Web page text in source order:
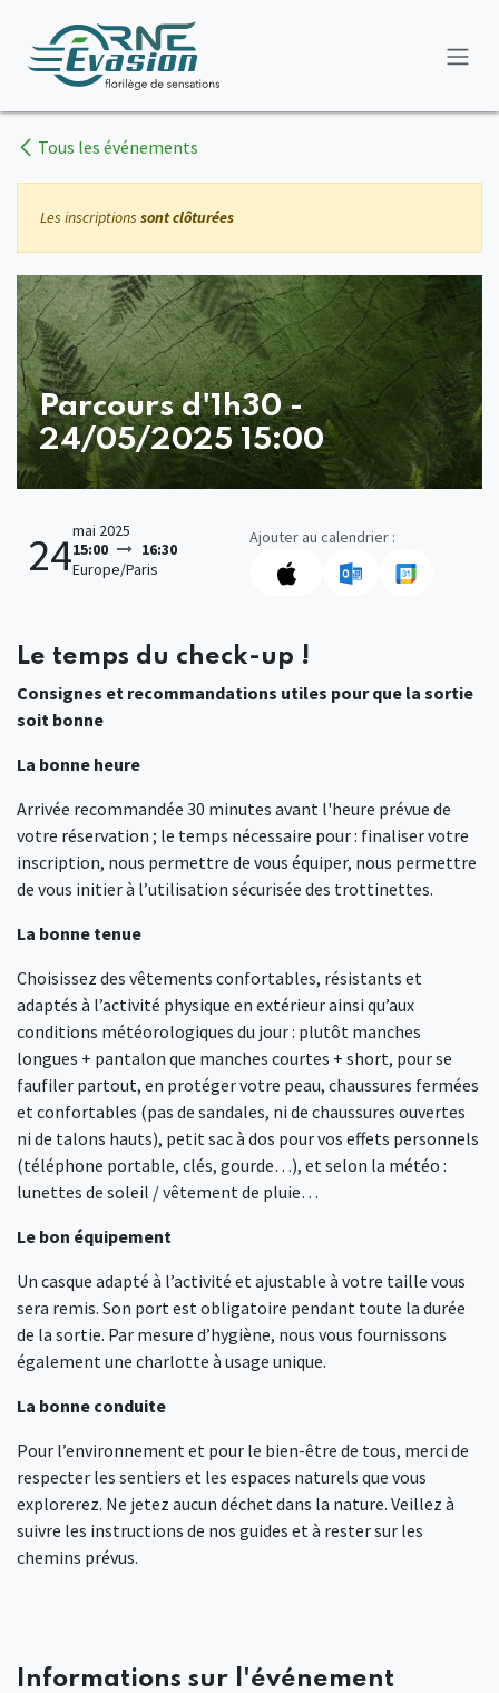
Tous les événements
Les inscriptions sont clôturées
Parcours d'1h30 -
24/05/2025 15:00
24mai 2025
15:00
16:30
Europe/Paris
Ajouter au calendrier :
Le temps du check-up !
Consignes et recommandations utiles pour que la sortie
soit bonne
La bonne heure
Arrivée recommandée 30 minutes avant l'heure prévue de
votre réservation ; le temps nécessaire pour : finaliser votre
inscription, nous permettre de vous équiper, nous permettre
de vous initier à l’utilisation sécurisée des trottinettes.
La bonne tenue
Choisissez des vêtements confortables, résistants et
adaptés à l’activité physique en extérieur ainsi qu’aux
conditions météorologiques du jour : plutôt manches
longues + pantalon que manches courtes + short, pour se
faufiler partout, en protéger votre peau, chaussures fermées
et confortables (pas de sandales, ni de chaussures ouvertes
ni de talons hauts), petit sac à dos pour vos effets personnels
(téléphone portable, clés, gourde…), et selon la météo :
lunettes de soleil / vêtement de pluie…
Le bon équipement
Un casque adapté à l’activité et ajustable à votre taille vous
sera remis. Son port est obligatoire pendant toute la durée
de la sortie. Par mesure d’hygiène, nous vous fournissons
également une charlotte à usage unique.
La bonne conduite
Pour l’environnement et pour le bien-être de tous, merci de
respecter les sentiers et les espaces naturels que vous
explorerez. Ne jetez aucun déchet dans la nature. Veillez à
suivre les instructions de nos guides et à rester sur les
chemins prévus.
Informations sur l'événement